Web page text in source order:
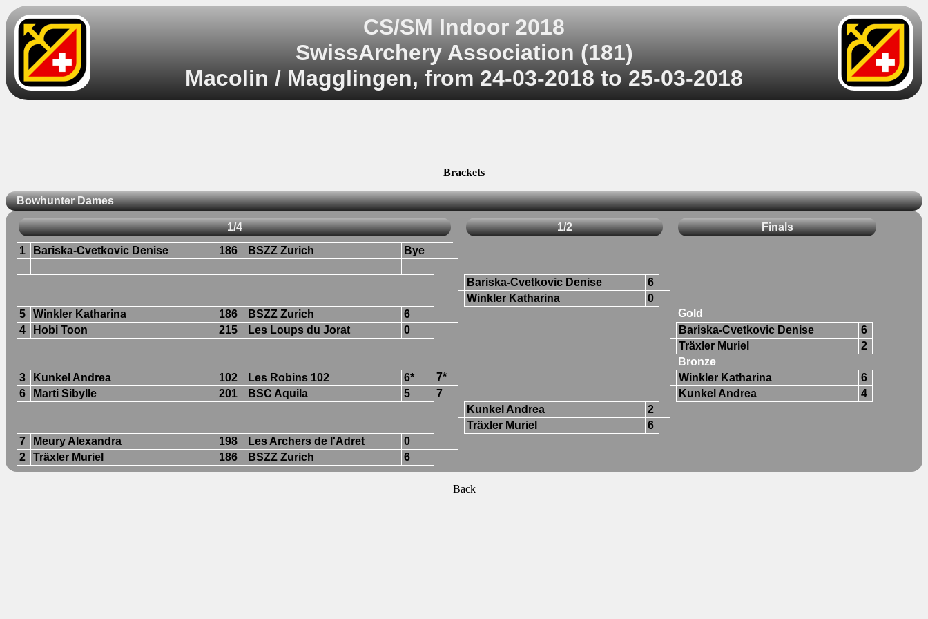
CS/SM Indoor 2018
SwissArchery Association (181)
Macolin / Magglingen, from 24-03-2018 to 25-03-2018
Brackets
Bowhunter Dames
1/4 1/2 Finals
1 Bariska-Cvetkovic Denise 186 BSZZ Zurich Bye
Bariska-Cvetkovic Denise
6
Winkler Katharina
0
5
Winkler Katharina 186 BSZZ Zurich 6
Gold
4
Hobi Toon 215 Les Loups du Jorat 0 Bariska-Cvetkovic Denise
6
Träxler Muriel
2
Bronze
3
Kunkel Andrea 102 Les Robins 102 6* 7* Winkler Katharina
6
6
Marti Sibylle 201 BSC Aquila 5 7 Kunkel Andrea
4
Kunkel Andrea
2
Träxler Muriel
6
7
Meury Alexandra 198 Les Archers de l'Adret
0
2
Träxler Muriel 186 BSZZ Zurich 6
Back